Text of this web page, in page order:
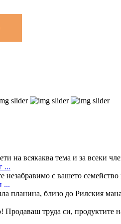
на всякаква тема и за всеки
...
незабравимо с вашето
...
планина, близо до Рилския
Продаваш труда си, продуктите